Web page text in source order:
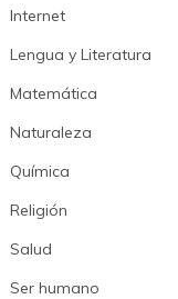
Internet
Lengua y Literatura
Matemática
Naturaleza
Química
Religión
Salud
Ser humano